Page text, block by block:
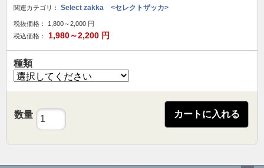
関連カテゴリ： Select zakka <セレクトザッカ>
税抜価格： 1,800～2,000 円
税込価格：
1,980～2,200 円
種類
数量 カートに入れる